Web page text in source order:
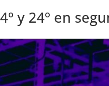
y 24º en